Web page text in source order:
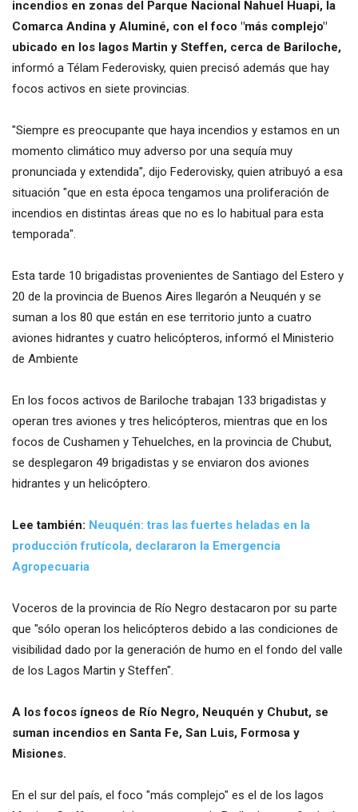
incendios en zonas del Parque Nacional Nahuel Huapi, la
Comarca Andina y Aluminé, con el foco "más complejo"
ubicado en los lagos Martin y Steffen, cerca de Bariloche,
informó a Télam Federovisky, quien precisó además que hay
focos activos en siete provincias.
"Siempre es preocupante que haya incendios y estamos en un
momento climático muy adverso por una sequía muy
pronunciada y extendida", dijo Federovisky, quien atribuyó a esa
situación "que en esta época tengamos una proliferación de
incendios en distintas áreas que no es lo habitual para esta
temporada".
Esta tarde 10 brigadistas provenientes de Santiago del Estero y
20 de la provincia de Buenos Aires llegarón a Neuquén y se
suman a los 80 que están en ese territorio junto a cuatro
aviones hidrantes y cuatro helicópteros, informó el Ministerio
de Ambiente
En los focos activos de Bariloche trabajan 133 brigadistas y
operan tres aviones y tres helicópteros, mientras que en los
focos de Cushamen y Tehuelches, en la provincia de Chubut,
se desplegaron 49 brigadistas y se enviaron dos aviones
hidrantes y un helicóptero.
Lee también: Neuquén: tras las fuertes heladas en la
producción frutícola, declararon la Emergencia
Agropecuaria
Voceros de la provincia de Río Negro destacaron por su parte
que "sólo operan los helicópteros debido a las condiciones de
visibilidad dado por la generación de humo en el fondo del valle
de los Lagos Martin y Steffen".
A los focos ígneos de Río Negro, Neuquén y Chubut, se
suman incendios en Santa Fe, San Luis, Formosa y
Misiones.
En el sur del país, el foco "más complejo" es el de los lagos